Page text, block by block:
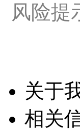
风险提
关于
相关